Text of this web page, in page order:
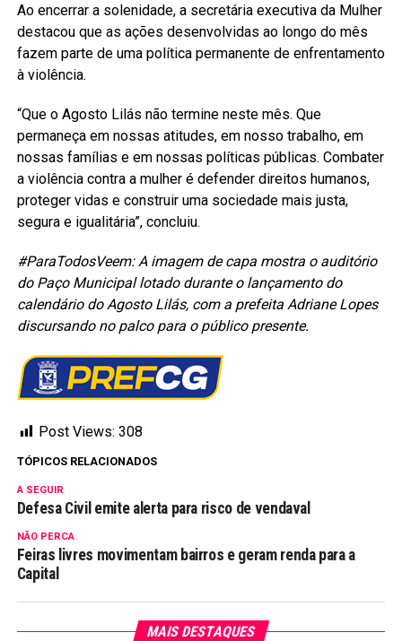
Ao encerrar a solenidade, a secretária executiva da Mulher
destacou que as ações desenvolvidas ao longo do mês
fazem parte de uma política permanente de enfrentamento
à violência.
“Que o Agosto Lilás não termine neste mês. Que
permaneça em nossas atitudes, em nosso trabalho, em
nossas famílias e em nossas políticas públicas. Combater
a violência contra a mulher é defender direitos humanos,
proteger vidas e construir uma sociedade mais justa,
segura e igualitária”, concluiu.
#ParaTodosVeem: A imagem de capa mostra o auditório
do Paço Municipal lotado durante o lançamento do
calendário do Agosto Lilás, com a prefeita Adriane Lopes
discursando no palco para o público presente.
Post Views: 308
TÓPICOS RELACIONADOS
A SEGUIR
Defesa Civil emite alerta para risco de vendaval
NÃO PERCA
Feiras livres movimentam bairros e geram renda para a
Capital
MAIS DESTAQUES